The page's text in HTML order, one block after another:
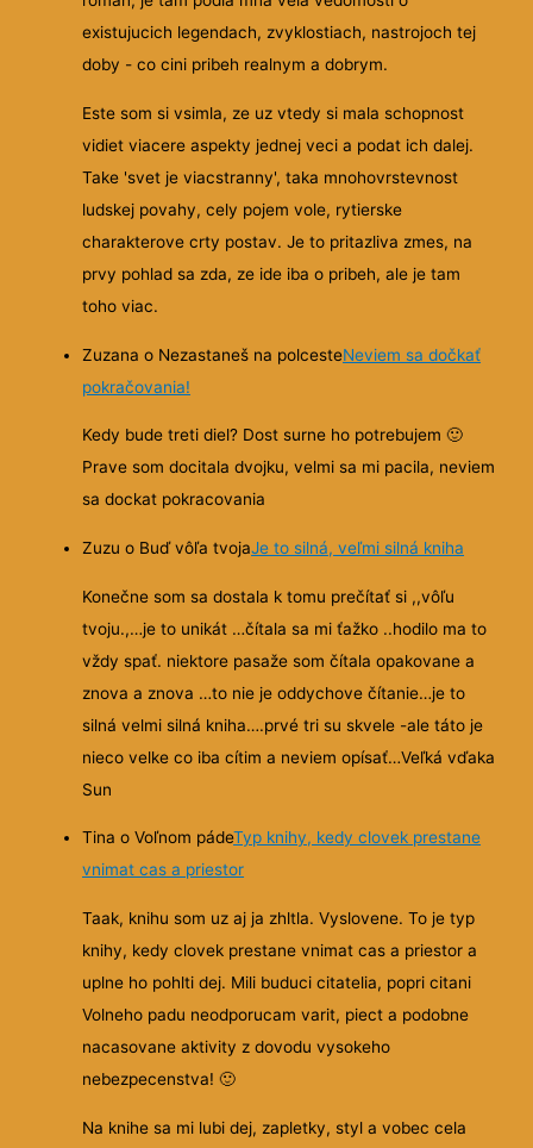
existujucich legendach, zvyklostiach, nastrojoch tej
doby - co cini pribeh realnym a dobrym.
Este som si vsimla, ze uz vtedy si mala schopnost
vidiet viacere aspekty jednej veci a podat ich dalej.
Take 'svet je viacstranny', taka mnohovrstevnost
ludskej povahy, cely pojem vole, rytierske
charakterove crty postav. Je to pritazliva zmes, na
prvy pohlad sa zda, ze ide iba o pribeh, ale je tam
toho viac.
Zuzana o Nezastaneš na polcesteNeviem sa dočkať
pokračovania!
Kedy bude treti diel? Dost surne ho potrebujem🙂
Prave som docitala dvojku, velmi sa mi pacila, neviem
sa dockat pokracovania
Zuzu o Buď vôľa tvojaJe to silná, veľmi silná kniha
Konečne som sa dostala k tomu prečítať si ,,vôľu
tvoju.,…je to unikát …čítala sa mi ťažko ..hodilo ma to
vždy spať. niektore pasaže som čítala opakovane a
znova a znova …to nie je oddychove čítanie…je to
silná velmi silná kniha….prvé tri su skvele -ale táto je
nieco velke co iba cítim a neviem opísať…Veľká vďaka
Sun
Tina o Voľnom pádeTyp knihy, kedy clovek prestane
vnimat cas a priestor
Taak, knihu som uz aj ja zhltla. Vyslovene. To je typ
knihy, kedy clovek prestane vnimat cas a priestor a
uplne ho pohlti dej. Mili buduci citatelia, popri citani
Volneho padu neodporucam varit, piect a podobne
nacasovane aktivity z dovodu vysokeho
nebezpecenstva!🙂
Na knihe sa mi lubi dej, zapletky, styl a vobec cela